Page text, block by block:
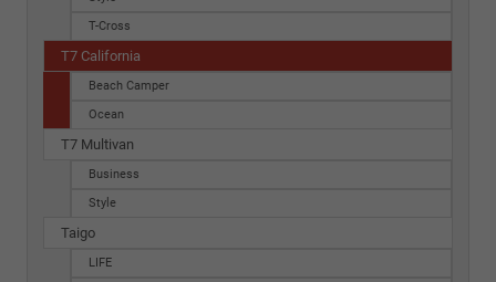
T-Cross
T7 California
Beach Camper
Ocean
T7 Multivan
Business
Style
Taigo
LIFE